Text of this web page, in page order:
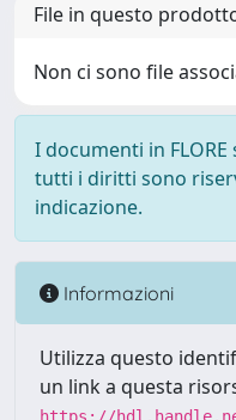
File in questo
Non ci sono file
I documenti in
tutti i diritti sono
indicazione.
Informazioni
Utilizza questo
un link a questa